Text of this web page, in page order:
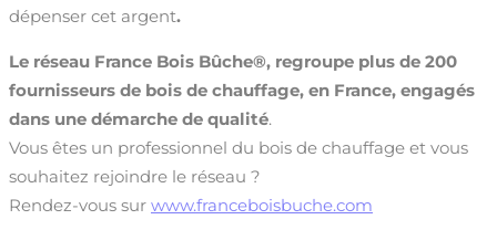
dépenser cet argent.
Le réseau France Bois Bûche®, regroupe plus de 200
fournisseurs de bois de chauffage, en France, engagés
dans une démarche de qualité.
Vous êtes un professionnel du bois de chauffage et vous
souhaitez rejoindre le réseau ?
Rendez-vous sur www.franceboisbuche.com